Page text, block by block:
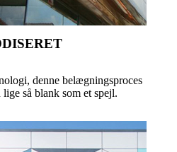
denne belægningsproces
så blank som et spejl.